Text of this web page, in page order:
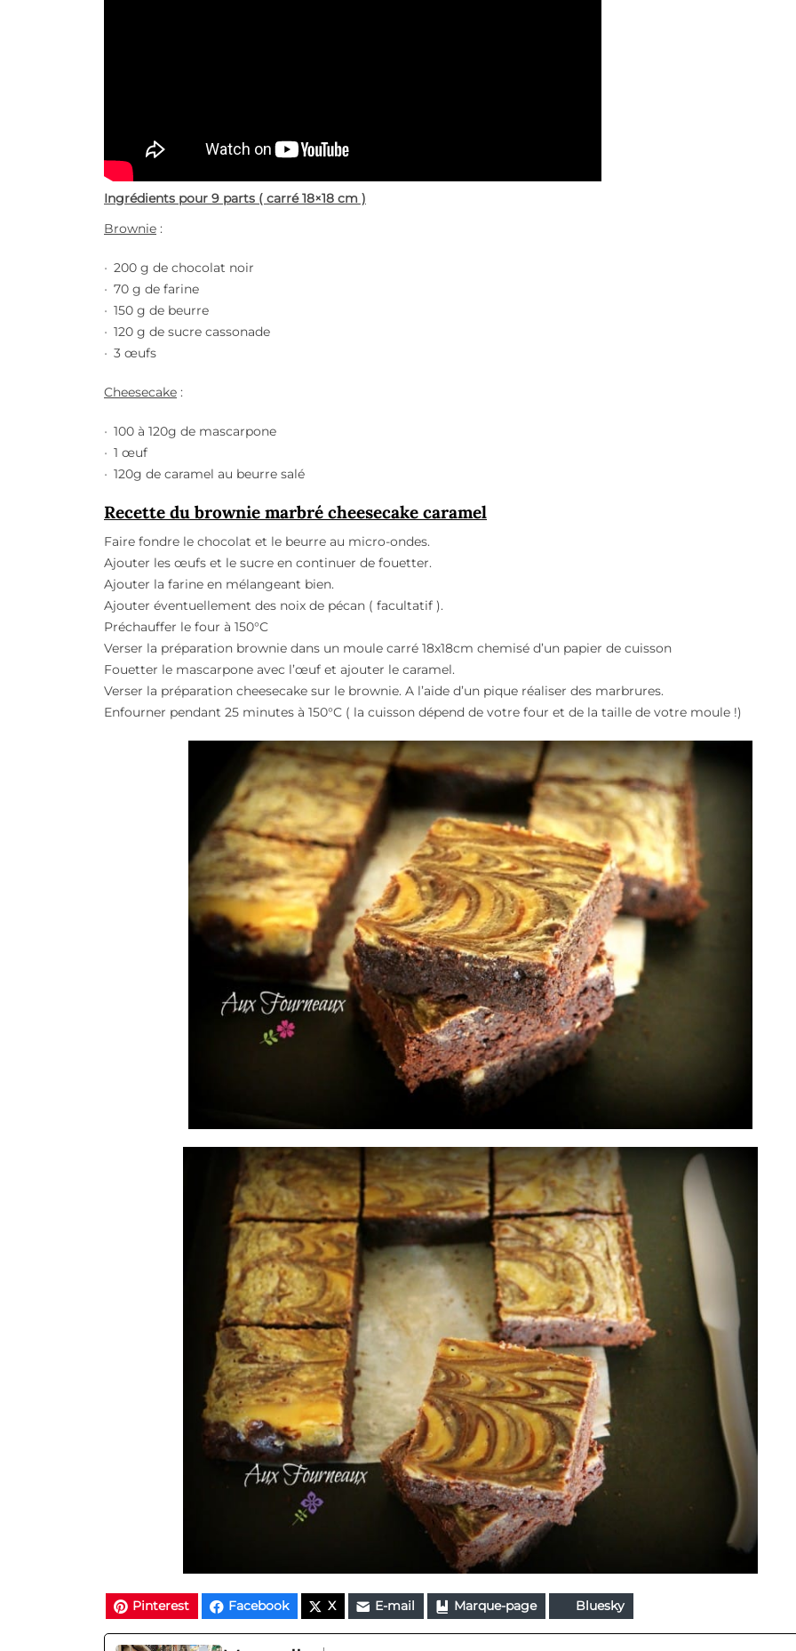
Ingrédients pour 9 parts ( carré 18×18 cm )
Brownie :
200 g de chocolat noir
70 g de farine
150 g de beurre
120 g de sucre cassonade
3 œufs
Cheesecake :
100 à 120g de mascarpone
1 œuf
120g de caramel au beurre salé
Recette du brownie marbré cheesecake caramel
Faire fondre le chocolat et le beurre au micro-ondes.
Ajouter les œufs et le sucre en continuer de fouetter.
Ajouter la farine en mélangeant bien.
Ajouter éventuellement des noix de pécan ( facultatif ).
Préchauffer le four à 150°C
Verser la préparation brownie dans un moule carré 18x18cm chemisé d’un papier de cuisson
Fouetter le mascarpone avec l’œuf et ajouter le caramel.
Verser la préparation cheesecake sur le brownie. A l’aide d’un pique réaliser des marbrures.
Enfourner pendant 25 minutes à 150°C ( la cuisson dépend de votre four et de la taille de votre moule !)
Pinterest Facebook X E-mail Marque-page Bluesky